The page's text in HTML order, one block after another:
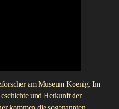
am Museum Koenig. Im
und Herkunft der